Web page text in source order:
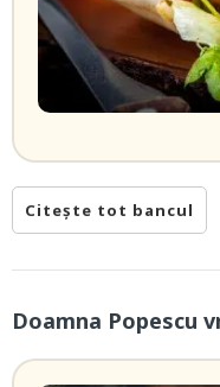
Citește tot bancul
Doamna Popescu